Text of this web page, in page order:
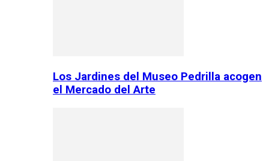
Los Jardines del Museo Pedrilla acogen
el Mercado del Arte